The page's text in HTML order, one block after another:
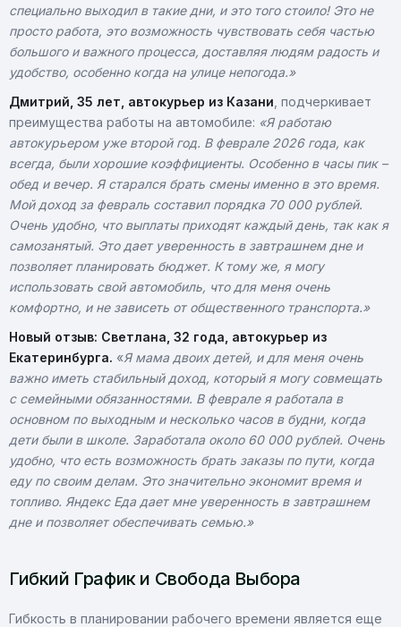
специально выходил в такие дни, и это того стоило! Это не
просто работа, это возможность чувствовать себя частью
большого и важного процесса, доставляя людям радость и
удобство, особенно когда на улице непогода.»
Дмитрий, 35 лет, автокурьер из Казани , подчеркивает
преимущества работы на автомобиле: «Я работаю
автокурьером уже второй год. В феврале 2026 года, как
всегда, были хорошие коэффициенты. Особенно в часы пик –
обед и вечер. Я старался брать смены именно в это время.
Мой доход за февраль составил порядка 70 000 рублей.
Очень удобно, что выплаты приходят каждый день, так как я
самозанятый. Это дает уверенность в завтрашнем дне и
позволяет планировать бюджет. К тому же, я могу
использовать свой автомобиль, что для меня очень
комфортно, и не зависеть от общественного транспорта.»
Новый отзыв: Светлана, 32 года, автокурьер из
Екатеринбурга. «Я мама двоих детей, и для меня очень
важно иметь стабильный доход, который я могу совмещать
с семейными обязанностями. В феврале я работала в
основном по выходным и несколько часов в будни, когда
дети были в школе. Заработала около 60 000 рублей. Очень
удобно, что есть возможность брать заказы по пути, когда
еду по своим делам. Это значительно экономит время и
топливо. Яндекс Еда дает мне уверенность в завтрашнем
дне и позволяет обеспечивать семью.»
Гибкий График и Свобода Выбора
Гибкость в планировании рабочего времени является еще